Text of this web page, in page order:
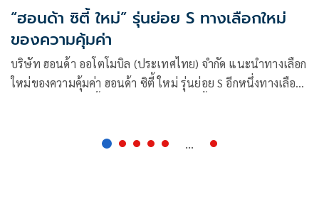
“ฮอนด้า ซิตี้ ใหม่” รุ่นย่อย S ทางเลือกใหม่
ของความคุ้มค่า
บริษัท ฮอนด้า ออโตโมบิล (ประเทศไทย) จำกัด แนะนำทางเลือก
ใหม่ของความคุ้มค่า ฮอนด้า ซิตี้ ใหม่ รุ่นย่อย S อีกหนึ่งทางเลือก
...